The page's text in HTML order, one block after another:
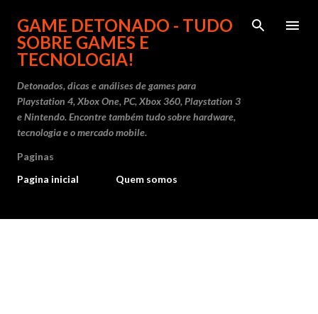
Pular para o conteúdo principal
GAME DETONADO - TUDO
SOBRE GAMES E
TECNOLOGIA!
Detonados, dicas e análises de games para
Playstation 4, Xbox One, PC, Xbox 360, Playstation 3
e Nintendo. Encontre também tudo sobre hardware,
tecnologia e o mercado mobile.
Paginas
Pagina inicial
Quem somos